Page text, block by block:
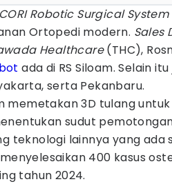
CORI Robotic Surgical System
Ortopedi modern. Sales
Healthcare(THC),
ada di RS Siloam. Selain
serta Pekanbaru.
memetakan 3D tulang
sudut
teknologi lainnya yang ada
400 kasus
tahun 2024.